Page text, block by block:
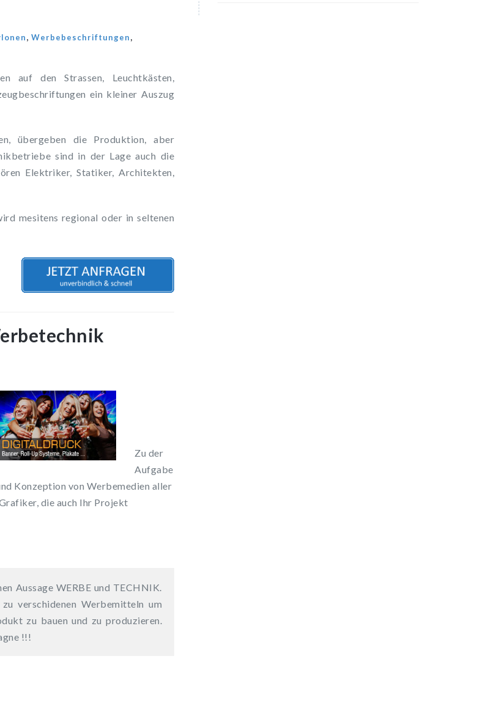
, Werbebeschriftungen,
auf den Strassen, Leuchtkästen,
ein kleiner Auszug
übergeben die Produktion, aber
sind in der Lage auch die
Elektriker, Statiker, Architekten,
mesitens regional oder in seltenen
Zu der
Aufgabe
Konzeption von Werbemedien aller
die auch Ihr Projekt
Aussage WERBE und TECHNIK.
verschidenen Werbemitteln um
zu bauen und zu produzieren.
!!!